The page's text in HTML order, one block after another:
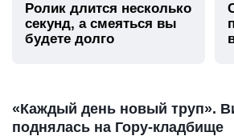
Ролик длится несколько
секунд, а смеяться вы
будете долго
«Каждый день новый труп».
поднялась на Гору-кладбище